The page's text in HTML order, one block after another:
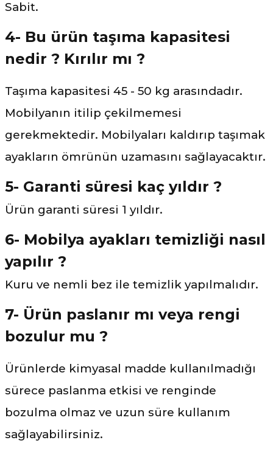
Sabit.
4- Bu ürün taşıma kapasitesi
nedir ? Kırılır mı ?
Taşıma kapasitesi 45 - 50 kg arasındadır.
Mobilyanın itilip çekilmemesi
gerekmektedir. Mobilyaları kaldırıp taşımak
ayakların ömrünün uzamasını sağlayacaktır.
5- Garanti süresi kaç yıldır ?
Ürün garanti süresi 1 yıldır.
6- Mobilya ayakları temizliği nasıl
yapılır ?
Kuru ve nemli bez ile temizlik yapılmalıdır.
7- Ürün paslanır mı veya rengi
bozulur mu ?
Ürünlerde kimyasal madde kullanılmadığı
sürece paslanma etkisi ve renginde
bozulma olmaz ve uzun süre kullanım
sağlayabilirsiniz.